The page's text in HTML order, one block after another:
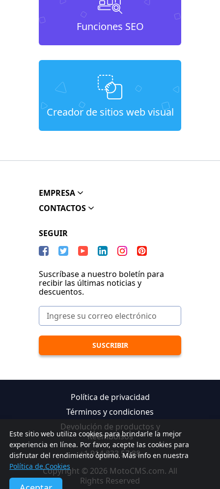
Funciones SEO
Creador de sitios web visual
Este sitio web utiliza cookies para brindarle la mejor
experiencia en línea. Por favor, acepte las cookies para
disfrutar del rendimiento óptimo. Más info en nuestra
Política de Cookies
EMPRESA
CONTACTOS
SEGUIR
Suscríbase a nuestro boletín para
recibir las últimas noticias y
descuentos.
Política de privacidad
Términos y condiciones
Devolución de productos y
Reembolsos
+1 914 233 57 88
Copyright © 2026 MotoCMS.com. All
Rights Reserved